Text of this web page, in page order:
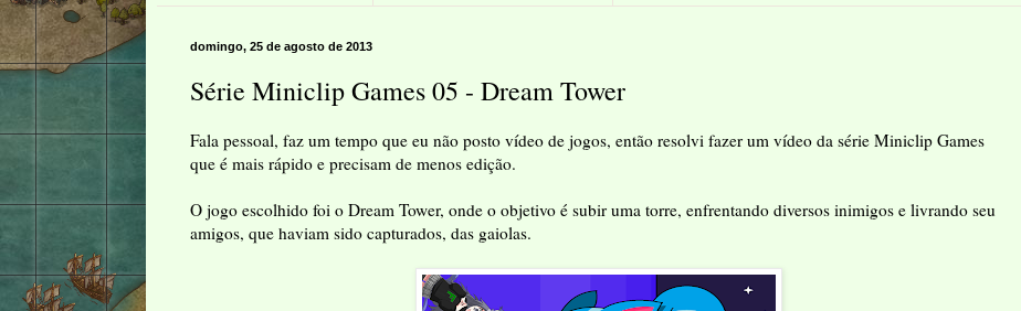
domingo, 25 de agosto de 2013
Série Miniclip Games 05 - Dream Tower
Fala pessoal, faz um tempo que eu não posto vídeo de jogos, então resolvi fazer um vídeo da série Miniclip Games
que é mais rápido e precisam de menos edição.
O jogo escolhido foi o Dream Tower, onde o objetivo é subir uma torre, enfrentando diversos inimigos e livrando seu
amigos, que haviam sido capturados, das gaiolas.